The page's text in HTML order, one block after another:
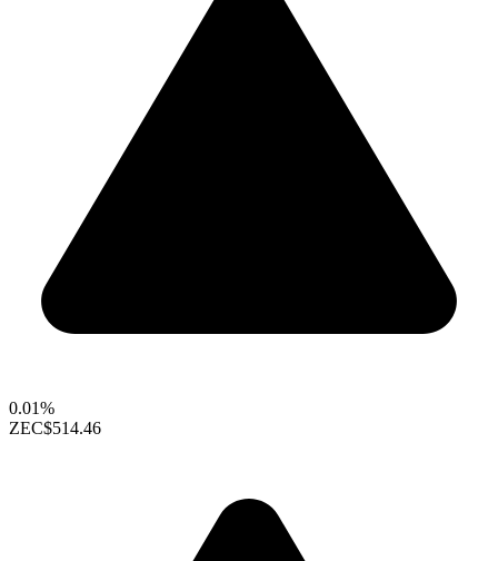
0.01%
ZEC$514.46